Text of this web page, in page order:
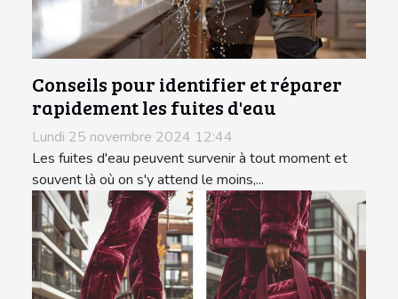
Conseils pour identifier et réparer
rapidement les fuites d'eau
Lundi 25 novembre 2024 12:44
Les fuites d'eau peuvent survenir à tout moment et
souvent là où on s'y attend le moins,...